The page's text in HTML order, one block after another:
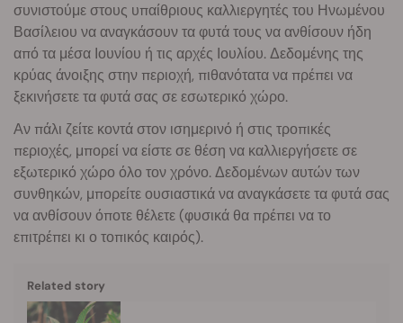
συνιστούμε στους υπαίθριους καλλιεργητές του Ηνωμένου
Βασίλειου να αναγκάσουν τα φυτά τους να ανθίσουν ήδη
από τα μέσα Ιουνίου ή τις αρχές Ιουλίου. Δεδομένης της
κρύας άνοιξης στην περιοχή, πιθανότατα να πρέπει να
ξεκινήσετε τα φυτά σας σε εσωτερικό χώρο.
Αν πάλι ζείτε κοντά στον ισημερινό ή στις τροπικές
περιοχές, μπορεί να είστε σε θέση να καλλιεργήσετε σε
εξωτερικό χώρο όλο τον χρόνο. Δεδομένων αυτών των
συνθηκών, μπορείτε ουσιαστικά να αναγκάσετε τα φυτά σας
να ανθίσουν όποτε θέλετε (φυσικά θα πρέπει να το
επιτρέπει κι ο τοπικός καιρός).
Related story